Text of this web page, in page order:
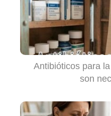
Antibióticos para
son